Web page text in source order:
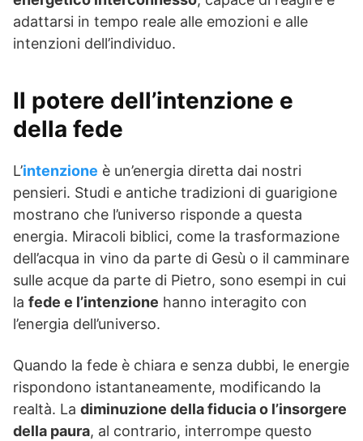
adattarsi in tempo reale alle emozioni e alle
intenzioni dell’individuo.
Il potere dell’intenzione e
della fede
L’intenzione è un’energia diretta dai nostri
pensieri. Studi e antiche tradizioni di guarigione
mostrano che l’universo risponde a questa
energia. Miracoli biblici, come la trasformazione
dell’acqua in vino da parte di Gesù o il camminare
sulle acque da parte di Pietro, sono esempi in cui
la fede e l’intenzione hanno interagito con
l’energia dell’universo.
Quando la fede è chiara e senza dubbi, le energie
rispondono istantaneamente, modificando la
realtà. La diminuzione della fiducia o l’insorgere
della paura, al contrario, interrompe questo